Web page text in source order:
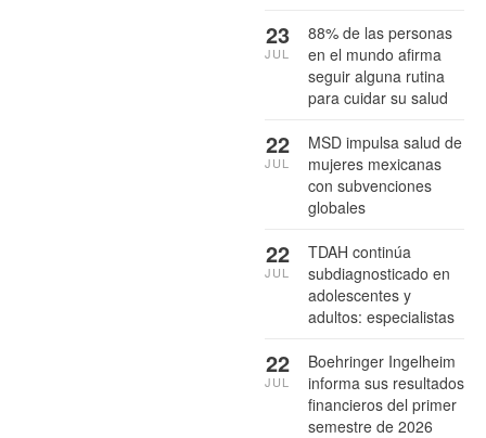
88% de las personas
en el mundo afirma
seguir alguna rutina
para cuidar su salud
23
JUL
MSD impulsa salud de
mujeres mexicanas
con subvenciones
globales
22
JUL
TDAH continúa
subdiagnosticado en
adolescentes y
adultos: especialistas
22
JUL
Boehringer Ingelheim
informa sus resultados
financieros del primer
semestre de 2026
22
JUL